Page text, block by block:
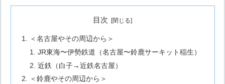
目次
＜名古屋やその周辺から＞
JR東海〜伊勢鉄道（名古屋〜鈴鹿サーキット稲生）
近鉄（白子→近鉄名古屋）
＜鈴鹿やその周辺から＞